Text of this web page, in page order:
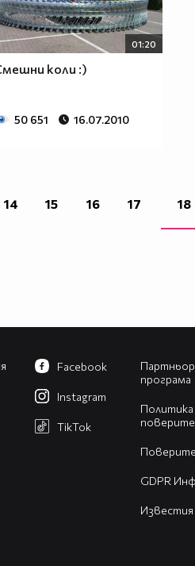
01:20
коли :)
50 651 16.07.2010
14 15 16 17 18
програма
Политика
GDPR
Известия
Facebook
Instagram
TikTok